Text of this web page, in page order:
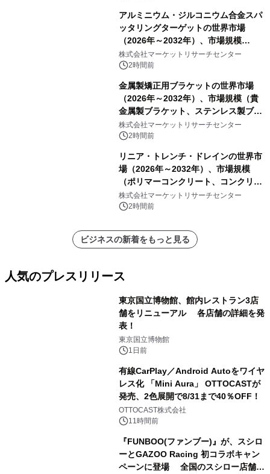
アルミニウム・ジルコニウム合金スパ
ッタリングターゲットの世界市場
（2026年～2032年）、市場規模
（0.995、0.999、その他）・分析レポ
ートを発表
株式会社マーケットリサーチセンター
2時間前
金属製矯正用ブラケットの世界市場
（2026年～2032年）、市場規模（貴
金属製ブラケット、ステンレス製ブラ
ケット、純チタン製ブラケット）・分
析レポートを発表
株式会社マーケットリサーチセンター
2時間前
リニア・トレンチ・ドレインの世界市
場（2026年～2032年）、市場規模
（ポリマーコンクリート、コンクリー
ト、プラスチック、金属）・分析レポ
ートを発表
株式会社マーケットリサーチセンター
2時間前
ビジネスの新着をもっと見る
人気のプレスリリース
東京国立博物館、館内レストラン3店
舗をリニューアル 各店舗の詳細を発
表！
東京国立博物館
1日前
有線CarPlay／Android Autoをワイヤ
レス化 「Mini Aura」 OTTOCASTが
発売、2色展開で8/31まで40％OFF！
OTTOCAST株式会社
11時間前
『FUNBOO(ファンブー)』が、スシロ
ーとGAZOO Racing 初コラボキャン
ペーンに登場 全国のスシロー店舗で